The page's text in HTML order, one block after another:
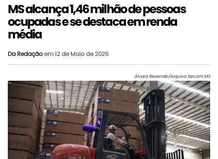
MS alcança 1,46 milhão de pessoas
ocupadas e se destaca em renda
média
Da Redaçãoem 12 de Maio de 2026
Álvaro Rezende/Arquivo Secom MS